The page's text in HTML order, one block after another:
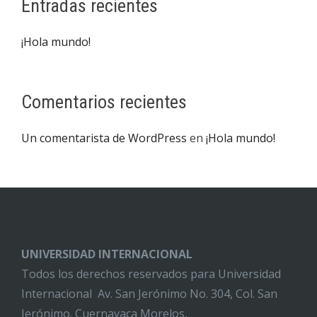
Entradas recientes
¡Hola mundo!
Comentarios recientes
Un comentarista de WordPress en ¡Hola mundo!
UNIVERSIDAD INTERNACIONAL
Todos los derechos reservados para Universidad
Internacional Av. San Jerónimo No. 304, Col. San
Jerónimo. Cuernavaca Morelos,